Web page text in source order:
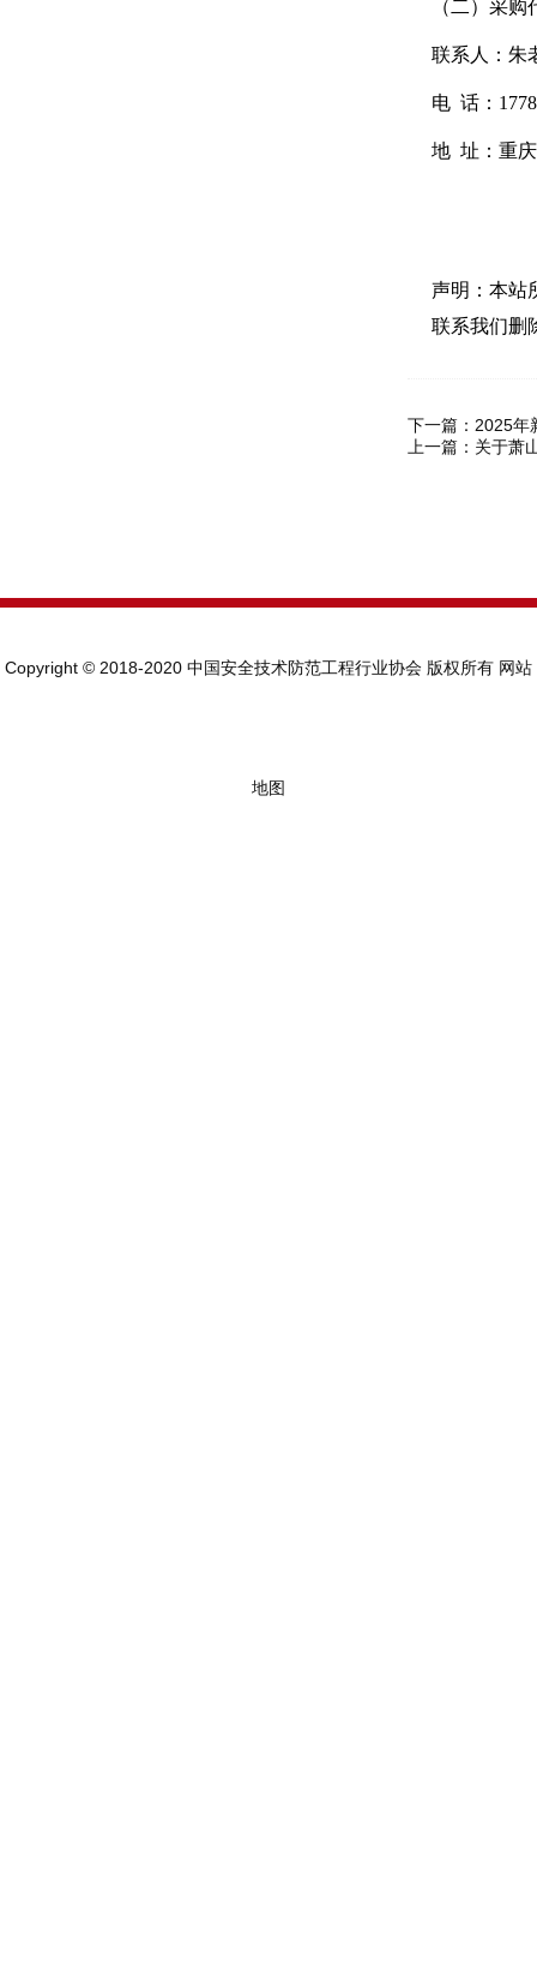
（二）采
联系人：朱
电 话：
地 址：重
声明：本站
联系我们删
下一篇： 2025年
上一篇： 关于萧
Copyright © 2018-2020 中国安全技术防范工程行业协会 版权所有 网站
地图